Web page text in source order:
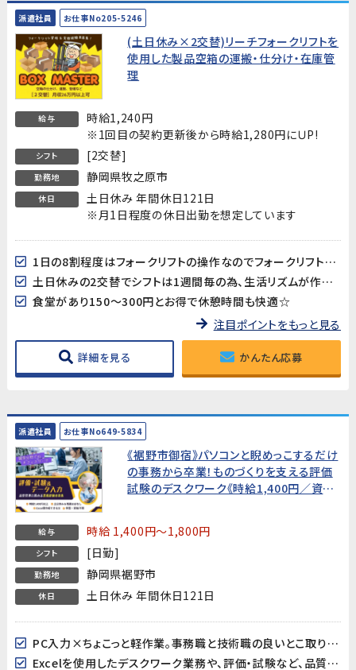
派遣社員 お仕事No205-5246
(土日休み×2交替)リーチフォークリフトを
使用した製品空箱の運搬・仕分け・在庫管
理
給与
時給1,240円
※1回目の契約更新後から時給1,280円にＵP!
シフト [2交替]
勤務地 静岡県牧之原市
休日
土日休み 年間休日121日
※月1日程度の休日出勤を想定しています
1日の8割程度はフォークリフトの操作なのでフォークリフト作業が好きな方にはおすすめ！
土日休みの2交替でシフトは1週間毎の為、生活リズムが作りやすい♪
食堂があり150～300円とお得で休憩時間も快適☆
注目ポイントをもっと見る
詳細を見る かんたん応募
派遣社員 お仕事No649-5834
《裾野市御宿》パソコンと睨めっこするだけ
の事務から卒業！ものづくりを支える評価
試験のデスクワーク《時給1,400円／資格
給与 時給 1,400円～1,800円
シフト [日勤]
勤務地 静岡県裾野市
休日 土日休み 年間休日121日
PC入力×ちょこっと軽作業。事務職と技術職の良いとこ取りのベストバランス！
Excelを使用したデスクワーク業務や、評価・試験など、品質管理関連業務のご経験が活かせます